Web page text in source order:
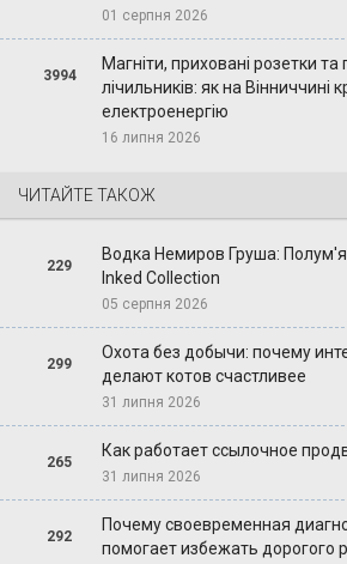
01 серпня 2026
3994
Магніти, приховані розетки
лічильників: як на Вінниччині
електроенергію
16 липня 2026
ЧИТАЙТЕ ТАКОЖ
229
Водка Немиров Груша:
Inked Collection
05 серпня 2026
299
Охота без добычи: почему
делают котов счастливее
31 липня 2026
265
Как работает ссылочное
31 липня 2026
292
Почему своевременная
помогает избежать дорогого